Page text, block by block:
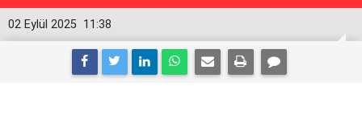
11:38
02 Eylül 2025